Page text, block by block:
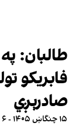
فابریکو
صادرېږي
۱۵ چنگاښ ۱۴۰۵ - ۶ جولای ۲۰۲۶، ۰۶:۰۱ GMT+۱